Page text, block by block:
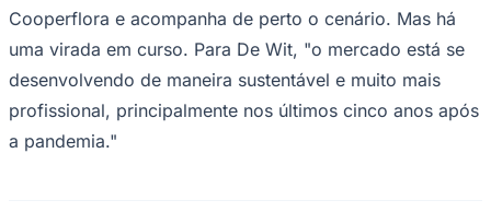
Flamengo
Cooperflora e acompanha de perto o cenário. Mas há
uma virada em curso. Para De Wit, "o mercado está se
desenvolvendo de maneira sustentável e muito mais
profissional, principalmente nos últimos cinco anos após
a pandemia."